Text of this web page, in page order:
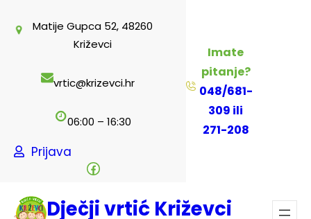
Matije Gupca 52, 48260
Križevci
vrtic@krizevci.hr
06:00 – 16:30
Prijava
Facebook
Imate
pitanje?
048/681-
309 ili
271-208
Dječji vrtić Križevci